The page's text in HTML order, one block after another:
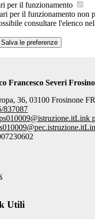
per il funzionamento
per il funzionamento non
consultare l'elenco
Salva le preferenze
Francesco Severi
36, 03100 Frosinone
837087
Link
Utili